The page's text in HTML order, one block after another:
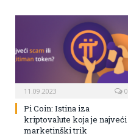
11.09.2023 0
Pi Coin: Istina iza
kriptovalute koja je najveći
marketinški trik